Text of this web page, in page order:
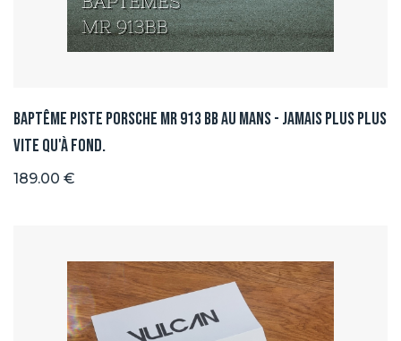
Baptême Piste Porsche MR 913 BB au Mans - Jamais plus plus
vite qu'à fond.
189.00 €